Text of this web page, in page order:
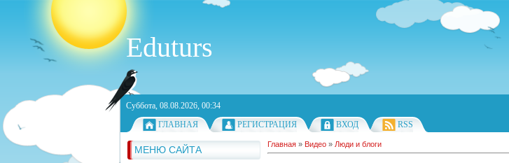
Eduturs
Суббота, 08.08.2026, 00:34
ГЛАВНАЯ
РЕГИСТРАЦИЯ ВХОД RSS
МЕНЮ САЙТА Главная » Видео » Люди и блоги